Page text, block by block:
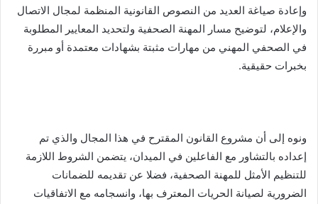
وإعادة صياغة العديد من النصوص القانونية المنظمة لمجال الاتصال
والإعلام، لتوضيح مسار المهنة الصحفية ولتحديد المعايير المطلوبة
في الصحفي المهني من مهارات مثبتة بشهادات معتمدة أو مبررة
بخبرات حقيقية.
ونوه إلى أن مشروع القانون المقترح في هذا المجال والذي تم
إعداده بالتشاور مع الفاعلين في الميدان، يتضمن الشروط اللازمة
للتنظيم الأمثل للمهنة الصحفية، فضلا عن تقديمه للضمانات
الضرورية لصيانة الحريات المعترف بها، وانسجامه مع الاتفاقيات